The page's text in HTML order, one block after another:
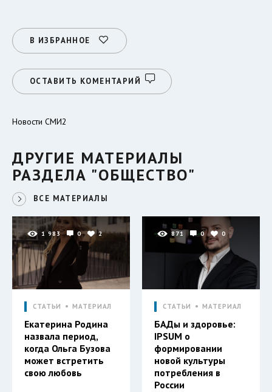
В ИЗБРАННОЕ
ОСТАВИТЬ КОМЕНТАРИЙ
Новости СМИ2
ДРУГИЕ МАТЕРИАЛЫ
РАЗДЕЛА "ОБЩЕСТВО"
ВСЕ МАТЕРИАЛЫ
1 983 0 2
СТАТЬИ МАТЕРИАЛ
Екатерина Родина
назвала период,
когда Ольга Бузова
может встретить
свою любовь
871 0 0
СТАТЬИ МАТЕРИАЛ
БАДы и здоровье:
IPSUM о
формировании
новой культуры
потребления в
России